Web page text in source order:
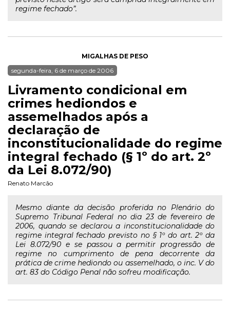
regime fechado”.
MIGALHAS DE PESO
segunda-feira, 6 de março de 2006
Livramento condicional em
crimes hediondos e
assemelhados após a
declaração de
inconstitucionalidade do regime
integral fechado (§ 1º do art. 2º
da Lei 8.072/90)
Renato Marcão
Mesmo diante da decisão proferida no Plenário do
Supremo Tribunal Federal no dia 23 de fevereiro de
2006, quando se declarou a inconstitucionalidade do
regime integral fechado previsto no § 1º do art. 2º da
Lei 8.072/90 e se passou a permitir progressão de
regime no cumprimento de pena decorrente da
prática de crime hediondo ou assemelhado, o inc. V do
art. 83 do Código Penal não sofreu modificação.